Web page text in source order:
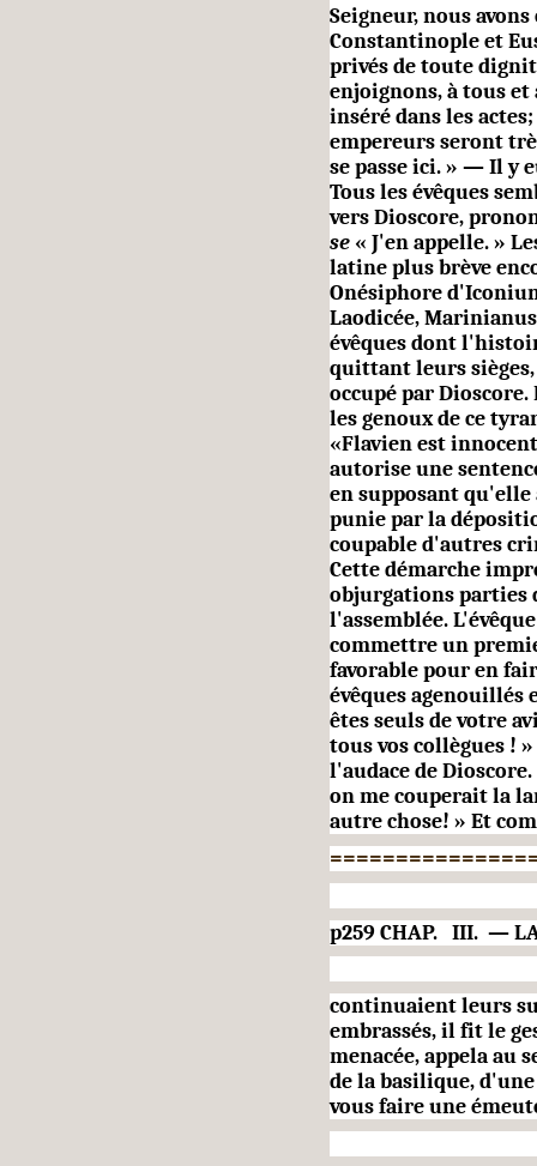
Seigneur, nous avons
Constantinople et
privés de toute
enjoignons, à tous et
inséré dans les
empereurs seront
se passe ici. » — Il y
Tous les évêques
vers Dioscore,
se « J'en appelle. »
latine plus brève
Onésiphore
Laodicée,
évêques dont
quittant leurs
occupé par
les genoux de ce
«Flavien est
autorise une
en supposant
punie par la
coupable d'autres
Cette dé­marche
objurgations par­ties
l'assemblée.
commettre un
favorable pour en
évêques agenouillés
êtes seuls de votre
tous vos collè­gues !
l'audace de
on me couperait la
autre chose! » Et
p259 CHAP. III. —
continuaient leurs
embras­sés, il fit le
menacée, appela au
de la basilique,
vous faire une